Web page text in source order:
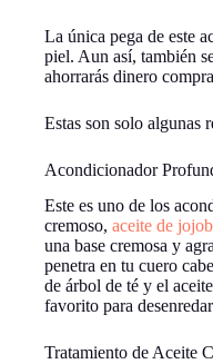
La única pega de este
piel. Aun así, también
ahorrarás dinero
Estas son solo algunas
Acondicionador
Este es uno de los
cremoso, aceite de
una base cremosa y
penetra en tu cuero
de árbol de té y el
favorito para
Tratamiento de Aceite